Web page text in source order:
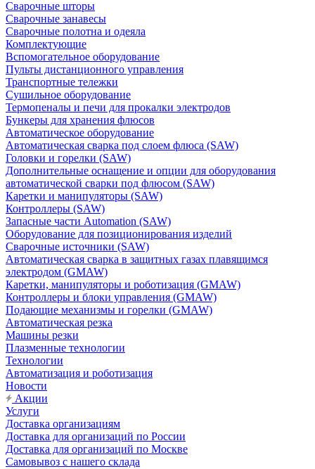
Сварочные шторы
Сварочные занавесы
Сварочные полотна и одеяла
Комплектующие
Вспомогательное оборудование
Пульты дистанционного управления
Транспортные тележки
Сушильное оборудование
Термопеналы и печи для прокалки электродов
Бункеры для хранения флюсов
Автоматическое оборудование
Автоматическая сварка под слоем флюса (SAW)
Головки и горелки (SAW)
Дополнительные оснащение и опции для оборудования
автоматической сварки под флюсом (SAW)
Каретки и манипуляторы (SAW)
Контроллеры (SAW)
Запасные части Automation (SAW)
Оборудование для позиционирования изделий
Сварочные источники (SAW)
Автоматическая сварка в защитных газах плавящимся
электродом (GMAW)
Каретки, манипуляторы и роботизация (GMAW)
Контроллеры и блоки управления (GMAW)
Подающие механизмы и горелки (GMAW)
Автоматическая резка
Машины резки
Плазменные технологии
Технологии
Автоматизация и роботизация
Новости
Акции
Услуги
Доставка организациям
Доставка для организаций по России
Доставка для организаций по Москве
Самовывоз с нашего склада